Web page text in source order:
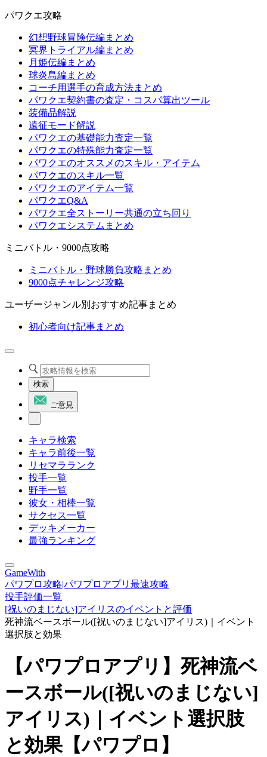
パワクエ攻略
幻想野球冒険伝編まとめ
冥界トライアル編まとめ
月姫伝編まとめ
球炎島編まとめ
コーチ用選手の育成方法まとめ
パワクエ契約書の査定・コスパ算出ツール
装備品解説
遠征モード解説
パワクエの基礎能力査定一覧
パワクエの特殊能力査定一覧
パワクエのオススメのスキル・アイテム
パワクエのスキル一覧
パワクエのアイテム一覧
パワクエQ&A
パワクエ全ストーリー共通の立ち回り
パワクエシステムまとめ
ミニバトル・9000点攻略
ミニバトル・野球勝負攻略まとめ
9000点チャレンジ攻略
ユーザージャンル別おすすめ記事まとめ
初心者向け記事まとめ
検索
ご意見
キャラ検索
キャラ前後一覧
リセマラランク
投手一覧
野手一覧
彼女・相棒一覧
サクセス一覧
デッキメーカー
最強ランキング
GameWith
パワプロ攻略|パワプロアプリ最速攻略
投手評価一覧
[祝いのまじない]アイリスのイベントと評価
死神流ベースボール([祝いのまじない]アイリス)｜イベント
選択肢と効果
【パワプロアプリ】死神流ベ
ースボール([祝いのまじない]
アイリス)｜イベント選択肢
と効果【パワプロ】